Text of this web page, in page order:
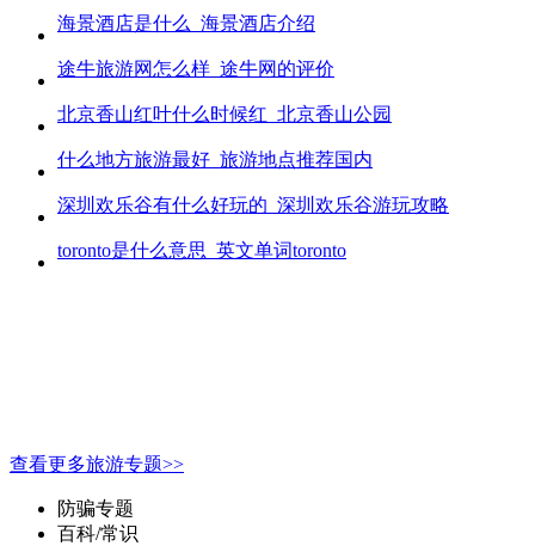
海景酒店是什么_海景酒店介绍
途牛旅游网怎么样_途牛网的评价
北京香山红叶什么时候红_北京香山公园
什么地方旅游最好_旅游地点推荐国内
深圳欢乐谷有什么好玩的_深圳欢乐谷游玩攻略
toronto是什么意思_英文单词toronto
查看更多旅游专题>>
防骗专题
百科/常识